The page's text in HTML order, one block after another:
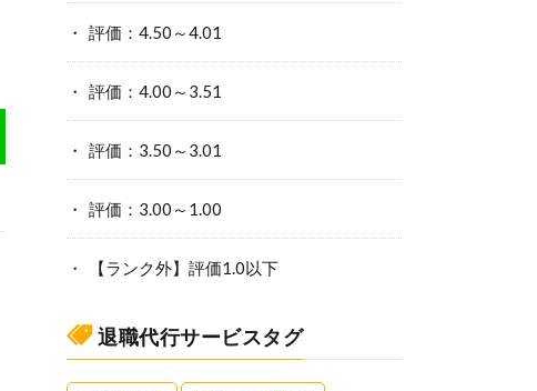
評価：4.50～4.01
評価：4.00～3.51
評価：3.50～3.01
評価：3.00～1.00
【ランク外】評価1.0以下
退職代行サービスタグ